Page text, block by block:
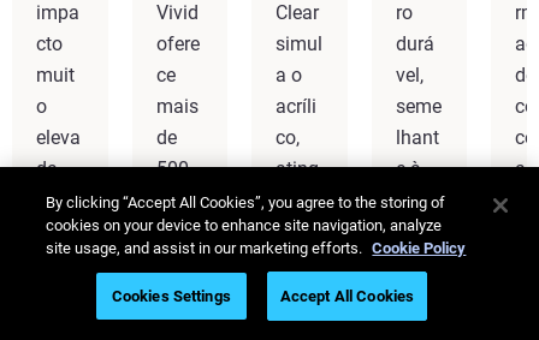
impa
cto
muit
o
eleva
da
para
ensai
Vivid
ofere
ce
mais
de
500.
000
cores
essio
nant
Clear
simul
a o
acríli
co,
ating
indo
95%
trans
miss
ro
durá
vel,
seme
lhant
e à
borra
cha,
capa
z de
supo
de
By clicking “Accept All Cookies”, you agree to the storing of
cookies on your device to enhance site navigation, analyze
site usage, and assist in our marketing efforts. Cookie Policy
Cookies Settings Accept All Cookies